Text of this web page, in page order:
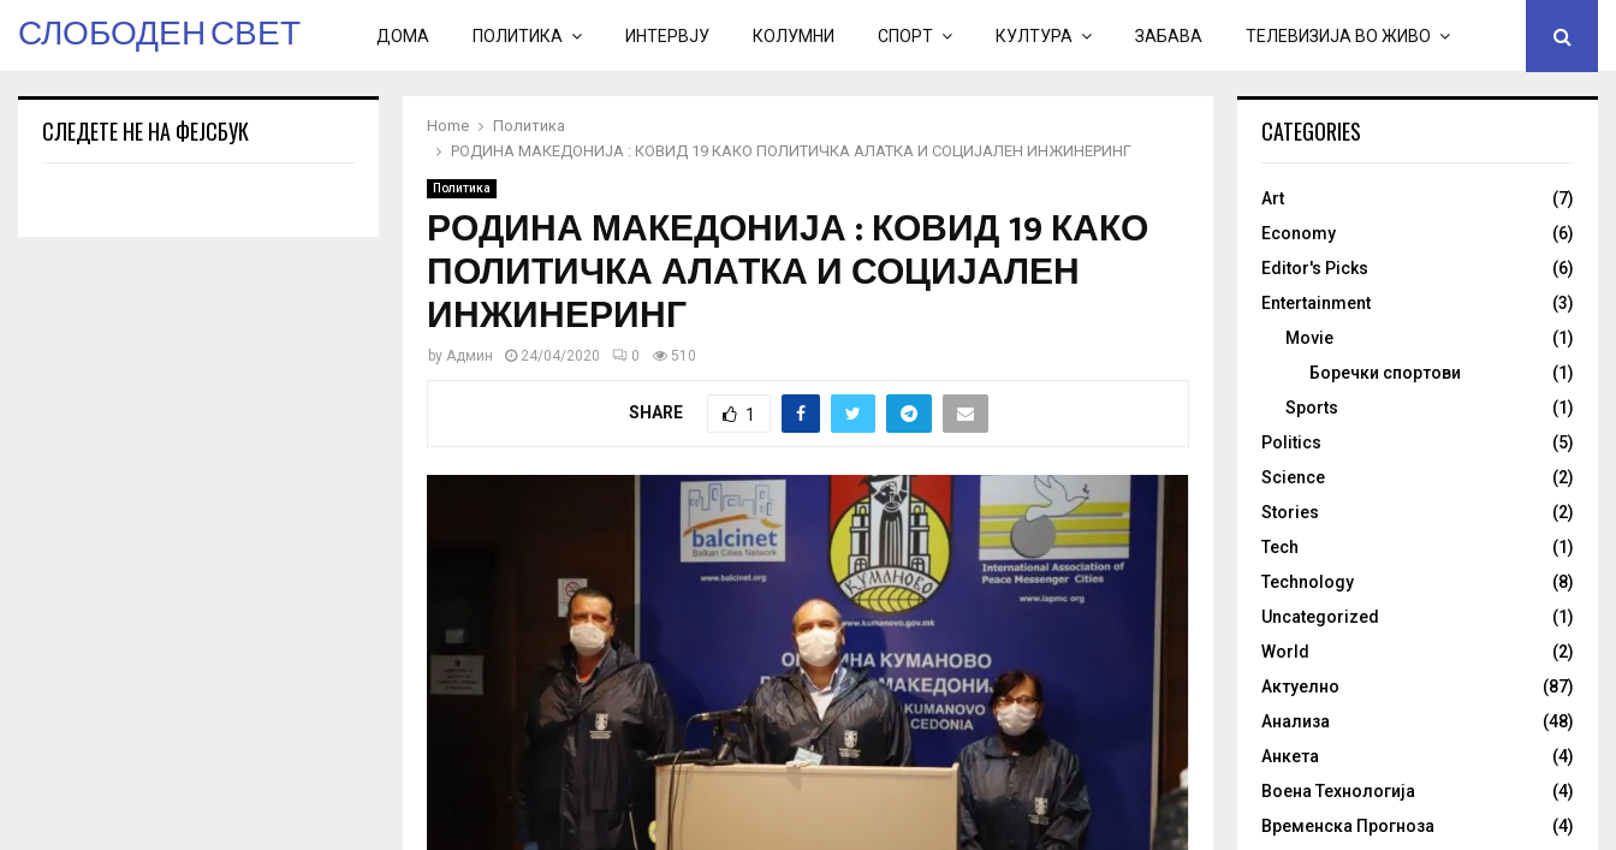
СЛОБОДЕН СВЕТ ДОМА ПОЛИТИКА ИНТЕРВЈУ КОЛУМНИ СПОРТ КУЛТУРА ЗАБАВА ТЕЛЕВИЗИЈА ВО ЖИВО
Home
Политика
РОДИНА МАКЕДОНИЈА : КОВИД 19 КАКО ПОЛИТИЧКА АЛАТКА И СОЦИЈАЛЕН ИНЖИНЕРИНГ
Политика
РОДИНА МАКЕДОНИЈА : КОВИД 19 КАКО
ПОЛИТИЧКА АЛАТКА И СОЦИЈАЛЕН
ИНЖИНЕРИНГ
by Админ 24/04/2020 0 510
SHARE 1
СЛЕДЕТЕ НЕ НА ФЕЈСБУК CATEGORIES
Art
(7)
Economy
(6)
Editor's Picks
(6)
Entertainment
(3)
Movie
(1)
Боречки спортови
(1)
Sports
(1)
Politics
(5)
Science
(2)
Stories
(2)
Tech
(1)
Technology
(8)
Uncategorized
(1)
World
(2)
Актуелно
(87)
Анализа
(48)
Анкета
(4)
Воена Технологија
(4)
Временска Прогноза
(4)